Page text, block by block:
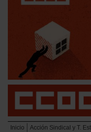
Inicio Acción Sindical y T.